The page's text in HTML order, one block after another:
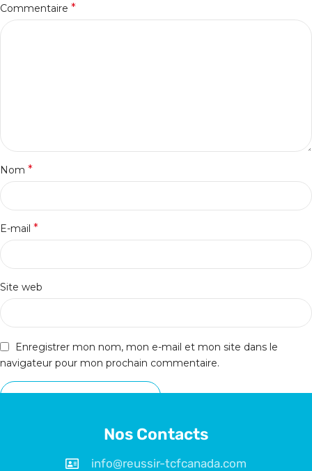
Commentaire *
Nom *
E-mail *
Site web
Enregistrer mon nom, mon e-mail et mon site dans le
navigateur pour mon prochain commentaire.
Nos Contacts
info@reussir-tcfcanada.com